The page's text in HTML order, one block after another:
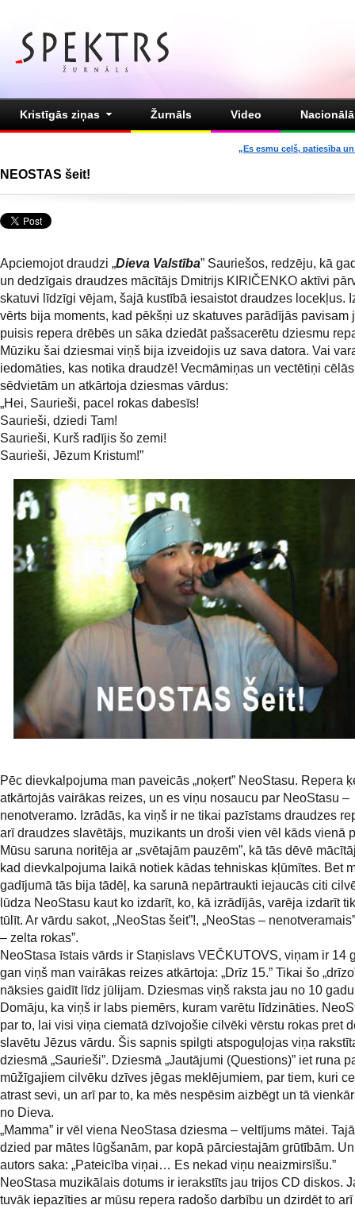
Kristīgās ziņas Žurnāls Video
„Es esmu ceļš, patiesība
NEOSTAS šeit!
Apciemojot draudzi „Dieva Valstība” Sauriešos, redzēju, kā
un dedzīgais draudzes mācītājs Dmitrijs KIRIČENKO aktīvi
skatuvi līdzīgi vējam, šajā kustībā iesaistot draudzes locekļus.
vērts bija moments, kad pēkšņi uz skatuves parādījās pavisam
puisis repera drēbēs un sāka dziedāt pašsacerētu dziesmu
Mūziku šai dziesmai viņš bija izveidojis uz sava datora. Vai
iedomāties, kas notika draudzē! Vecmāmiņas un vectētiņi
sēdvietām un atkārtoja dziesmas vārdus:
„Hei, Saurieši, pacel rokas dabesīs!
Saurieši, dziedi Tam!
Saurieši, Kurš radījis šo zemi!
Saurieši, Jēzum Kristum!”
Pēc dievkalpojuma man paveicās „noķert” NeoStasu. Repera
atkārtojās vairākas reizes, un es viņu nosaucu par NeoStasu –
nenotveramo. Izrādās, ka viņš ir ne tikai pazīstams draudzes
arī draudzes slavētājs, muzikants un droši vien vēl kāds vienā
Mūsu saruna noritēja ar „svētajām pauzēm”, kā tās dēvē
kad dievkalpojuma laikā notiek kādas tehniskas kļūmītes. Bet
gadījumā tās bija tādēļ, ka sarunā nepārtraukti iejaucās citi
lūdza NeoStasu kaut ko izdarīt, ko, kā izrādījās, varēja izdarīt
tūlīt. Ar vārdu sakot, „NeoStas šeit”!, „NeoStas –
– zelta rokas”.
NeoStasa īstais vārds ir Staņislavs VEČKUTOVS, viņam ir 14
gan viņš man vairākas reizes atkārtoja: „Drīz 15.” Tikai šo
nāksies gaidīt līdz jūlijam. Dziesmas viņš raksta jau no 10
Domāju, ka viņš ir labs piemērs, kuram varētu līdzināties.
par to, lai visi viņa ciematā dzīvojošie cilvēki vērstu rokas pret
slavētu Jēzus vārdu. Šis sapnis spilgti atspoguļojas viņa
dziesmā „Saurieši”. Dziesmā „Jautājumi (Questions)” iet runa
mūžīgajiem cilvēku dzīves jēgas meklējumiem, par tiem, kuri
atrast sevi, un arī par to, ka mēs nespēsim aizbēgt un tā
no Dieva.
„Mamma” ir vēl viena NeoStasa dziesma – veltījums mātei.
dzied par mātes lūgšanām, par kopā pārciestajām grūtībām.
autors saka: „Pateicība viņai… Es nekad viņu neaizmirsīšu.”
NeoStasa muzikālais dotums ir ierakstīts jau trijos CD diskos.
tuvāk iepazīties ar mūsu repera radošo darbību un dzirdēt to